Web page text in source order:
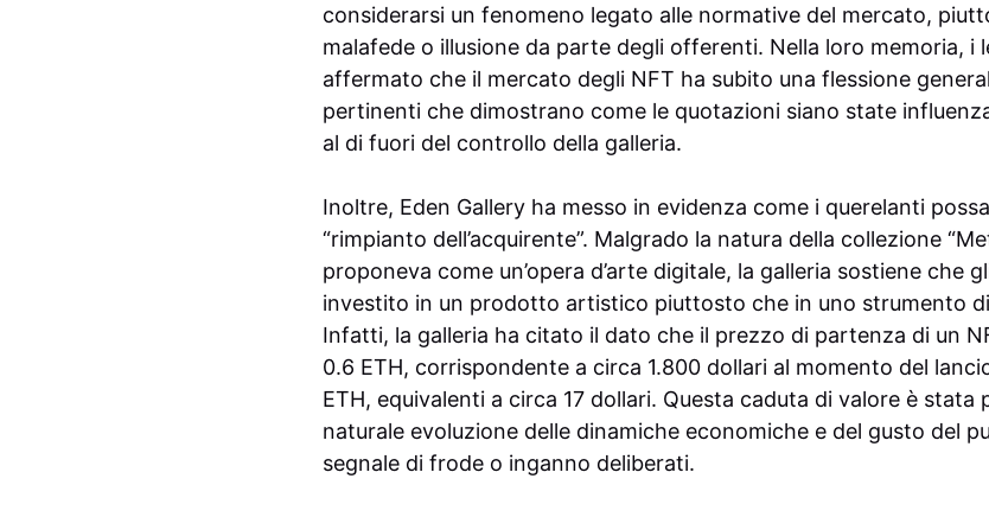
considerarsi un fenomeno legato alle normative del mercato,
malafede o illusione da parte degli offerenti. Nella loro memoria, i
affermato che il mercato degli NFT ha subito una flessione
pertinenti che dimostrano come le quotazioni siano state
al di fuori del controllo della galleria.
Inoltre, Eden Gallery ha messo in evidenza come i querelanti
“rimpianto dell’acquirente”. Malgrado la natura della collezione
proponeva come un’opera d’arte digitale, la galleria sostiene che
investito in un prodotto artistico piuttosto che in uno strumento
Infatti, la galleria ha citato il dato che il prezzo di partenza di un
0.6 ETH, corrispondente a circa 1.800 dollari al momento del
ETH, equivalenti a circa 17 dollari. Questa caduta di valore è stata
naturale evoluzione delle dinamiche economiche e del gusto del
segnale di frode o inganno deliberati.